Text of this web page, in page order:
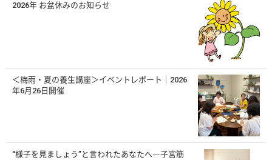
2026年 お盆休みのお知らせ
＜梅雨・夏の養生講座＞イベントレポート｜2026
年6月26日開催
“様子を見ましょう”と言われたあなたへ―子宮筋